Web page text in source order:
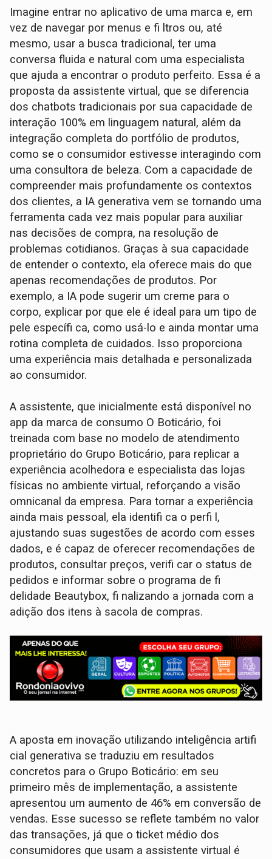
Imagine entrar no aplicativo de uma marca e, em
vez de navegar por menus e fi ltros ou, até
mesmo, usar a busca tradicional, ter uma
conversa fluida e natural com uma especialista
que ajuda a encontrar o produto perfeito. Essa é a
proposta da assistente virtual, que se diferencia
dos chatbots tradicionais por sua capacidade de
interação 100% em linguagem natural, além da
integração completa do portfólio de produtos,
como se o consumidor estivesse interagindo com
uma consultora de beleza. Com a capacidade de
compreender mais profundamente os contextos
dos clientes, a IA generativa vem se tornando uma
ferramenta cada vez mais popular para auxiliar
nas decisões de compra, na resolução de
problemas cotidianos. Graças à sua capacidade
de entender o contexto, ela oferece mais do que
apenas recomendações de produtos. Por
exemplo, a IA pode sugerir um creme para o
corpo, explicar por que ele é ideal para um tipo de
pele específi ca, como usá-lo e ainda montar uma
rotina completa de cuidados. Isso proporciona
uma experiência mais detalhada e personalizada
ao consumidor.
A assistente, que inicialmente está disponível no
app da marca de consumo O Boticário, foi
treinada com base no modelo de atendimento
proprietário do Grupo Boticário, para replicar a
experiência acolhedora e especialista das lojas
físicas no ambiente virtual, reforçando a visão
omnicanal da empresa. Para tornar a experiência
ainda mais pessoal, ela identifi ca o perfi l,
ajustando suas sugestões de acordo com esses
dados, e é capaz de oferecer recomendações de
produtos, consultar preços, verifi car o status de
pedidos e informar sobre o programa de fi
delidade Beautybox, fi nalizando a jornada com a
adição dos itens à sacola de compras.
A aposta em inovação utilizando inteligência artifi
cial generativa se traduziu em resultados
concretos para o Grupo Boticário: em seu
primeiro mês de implementação, a assistente
apresentou um aumento de 46% em conversão de
vendas. Esse sucesso se reflete também no valor
das transações, já que o ticket médio dos
consumidores que usam a assistente virtual é